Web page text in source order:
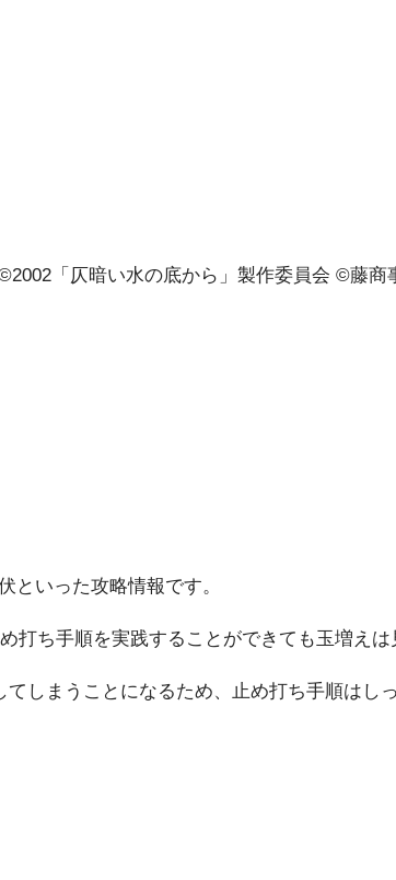
「仄暗い水の底から」製作委員会 ©藤商
といった攻略情報です。
打ち手順を実践することができても玉増え
しまうことになるため、止め打ち手順はし